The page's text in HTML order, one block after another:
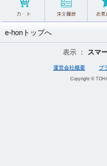
e-honトップへ
表示 ： スマ
運営会社概要 プ
Copyright ©